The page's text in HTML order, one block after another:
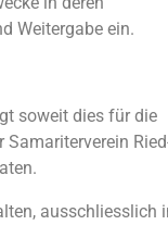
Weitergabe ein.
soweit dies für die
ausschliesslich